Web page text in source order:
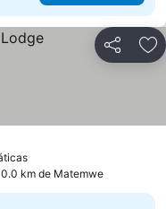
Partilhar
Ver preços
km de Matemwe